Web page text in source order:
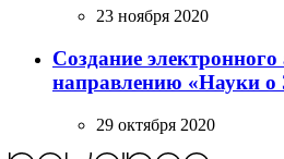
23 ноября 2020
Создание
направлению «Науки о
29 октября 2020